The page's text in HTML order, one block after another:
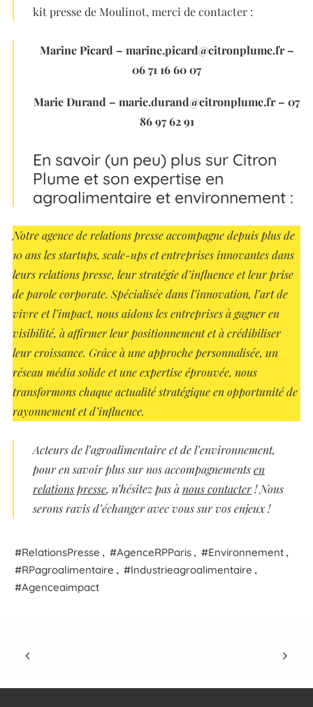
kit presse de Moulinot, merci de contacter :
Marine Picard – marine.picard@citronplume.fr –
06 71 16 60 07
Marie Durand – marie.durand@citronplume.fr – 07
86 97 62 91
En savoir (un peu) plus sur Citron
Plume et son expertise en
agroalimentaire et environnement :
Notre agence de relations presse accompagne depuis plus de
10 ans les startups, scale-ups et entreprises innovantes dans
leurs relations presse, leur stratégie d’influence et leur prise
de parole corporate. Spécialisée dans l’innovation, l’art de
vivre et l’impact, nous aidons les entreprises à gagner en
visibilité, à affirmer leur positionnement et à crédibiliser
leur croissance. Grâce à une approche personnalisée, un
réseau média solide et une expertise éprouvée, nous
transformons chaque actualité stratégique en opportunité de
rayonnement et d’influence.
Acteursde l’agroalimentaire et de l’environnement,
pour en savoir plus sur nos accompagnementsen
relations presse, n’hésitez pas ànous contacter! Nous
serons ravis d’échanger avec vous sur vos enjeux !
RelationsPresse , AgenceRPParis , Environnement ,
RPagroalimentaire , Industrieagroalimentaire ,
Agenceaimpact